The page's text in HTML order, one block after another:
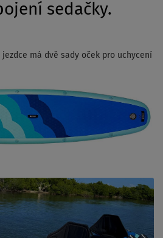
sedačky.
jezdce má dvě sady oček pro uchycení